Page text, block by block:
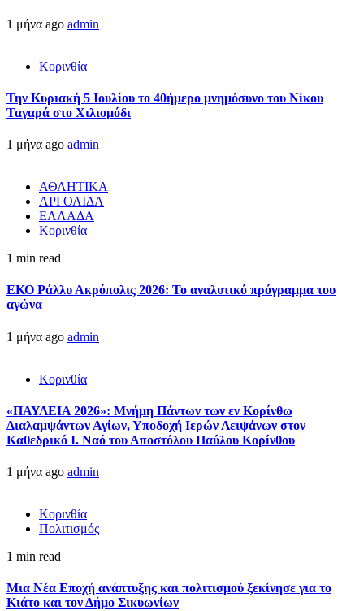
1 μήνα ago admin
Κορινθία
Την Κυριακή 5 Ιουλίου το 40ήμερο μνημόσυνο του Νίκου
Ταγαρά στο Χιλιομόδι
1 μήνα ago admin
ΑΘΛΗΤΙΚΑ
ΑΡΓΟΛΙΔΑ
ΕΛΛΑΔΑ
Κορινθία
1 min read
ΕΚΟ Ράλλυ Ακρόπολις 2026: Το αναλυτικό πρόγραμμα του
αγώνα
1 μήνα ago admin
Κορινθία
«ΠΑΥΛΕΙΑ 2026»: Μνήμη Πάντων των εν Κορίνθω
Διαλαμψάντων Αγίων, Υποδοχή Ιερών Λειψάνων στον
Καθεδρικό Ι. Ναό του Αποστόλου Παύλου Κορίνθου
1 μήνα ago admin
Κορινθία
Πολιτισμός
1 min read
Μια Νέα Εποχή ανάπτυξης και πολιτισμού ξεκίνησε για το
Κιάτο και τον Δήμο Σικυωνίων